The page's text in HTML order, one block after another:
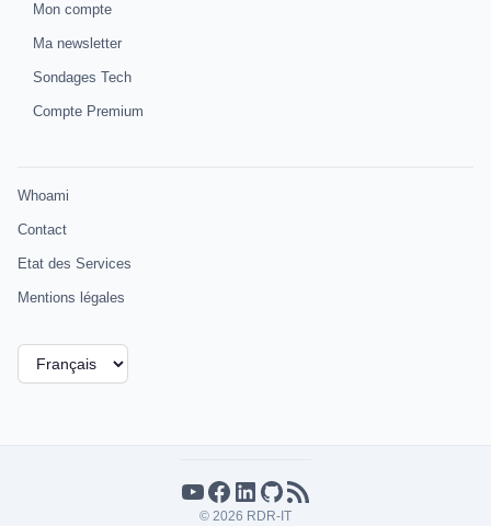
Mon compte
Ma newsletter
Sondages Tech
Compte Premium
Whoami
Contact
Etat des Services
Mentions légales
Choisir
une
YouTube
Facebook
LinkedIn
GitHub
Flux RSS
© 2026 RDR-IT